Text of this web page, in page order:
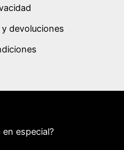
devoluciones
especial?